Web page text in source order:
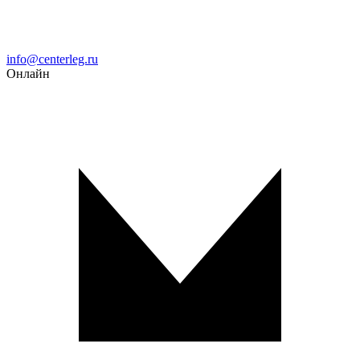
Email
info@centerleg.ru
Онлайн